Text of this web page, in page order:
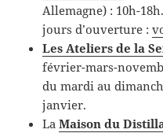
Allemagne) : 10h-
jours d’ouverture :
Les Ateliers de la
février-mars-
du mardi au
janvier.
LaMaison du